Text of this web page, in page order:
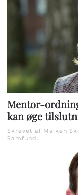
Mentor-
kan øge
Skrevet af Maiken
Samfund